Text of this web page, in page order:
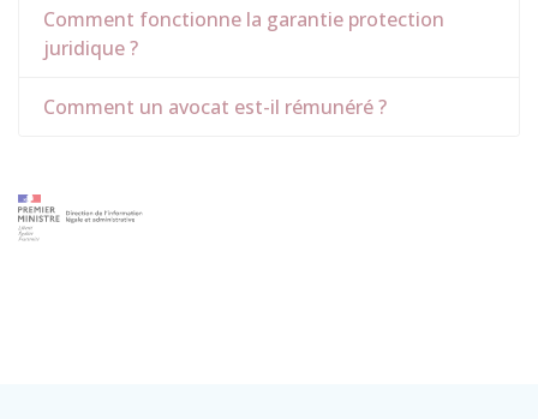
Comment fonctionne la garantie protection
juridique ?
Comment un avocat est-il rémunéré ?